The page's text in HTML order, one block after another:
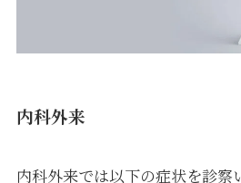
内科外来
内科外来では以下の症状を診察